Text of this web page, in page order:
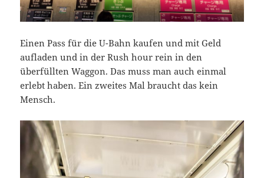
Einen Pass für die U-Bahn kaufen und mit Geld
aufladen und in der Rush hour rein in den
überfüllten Waggon. Das muss man auch einmal
erlebt haben. Ein zweites Mal braucht das kein
Mensch.